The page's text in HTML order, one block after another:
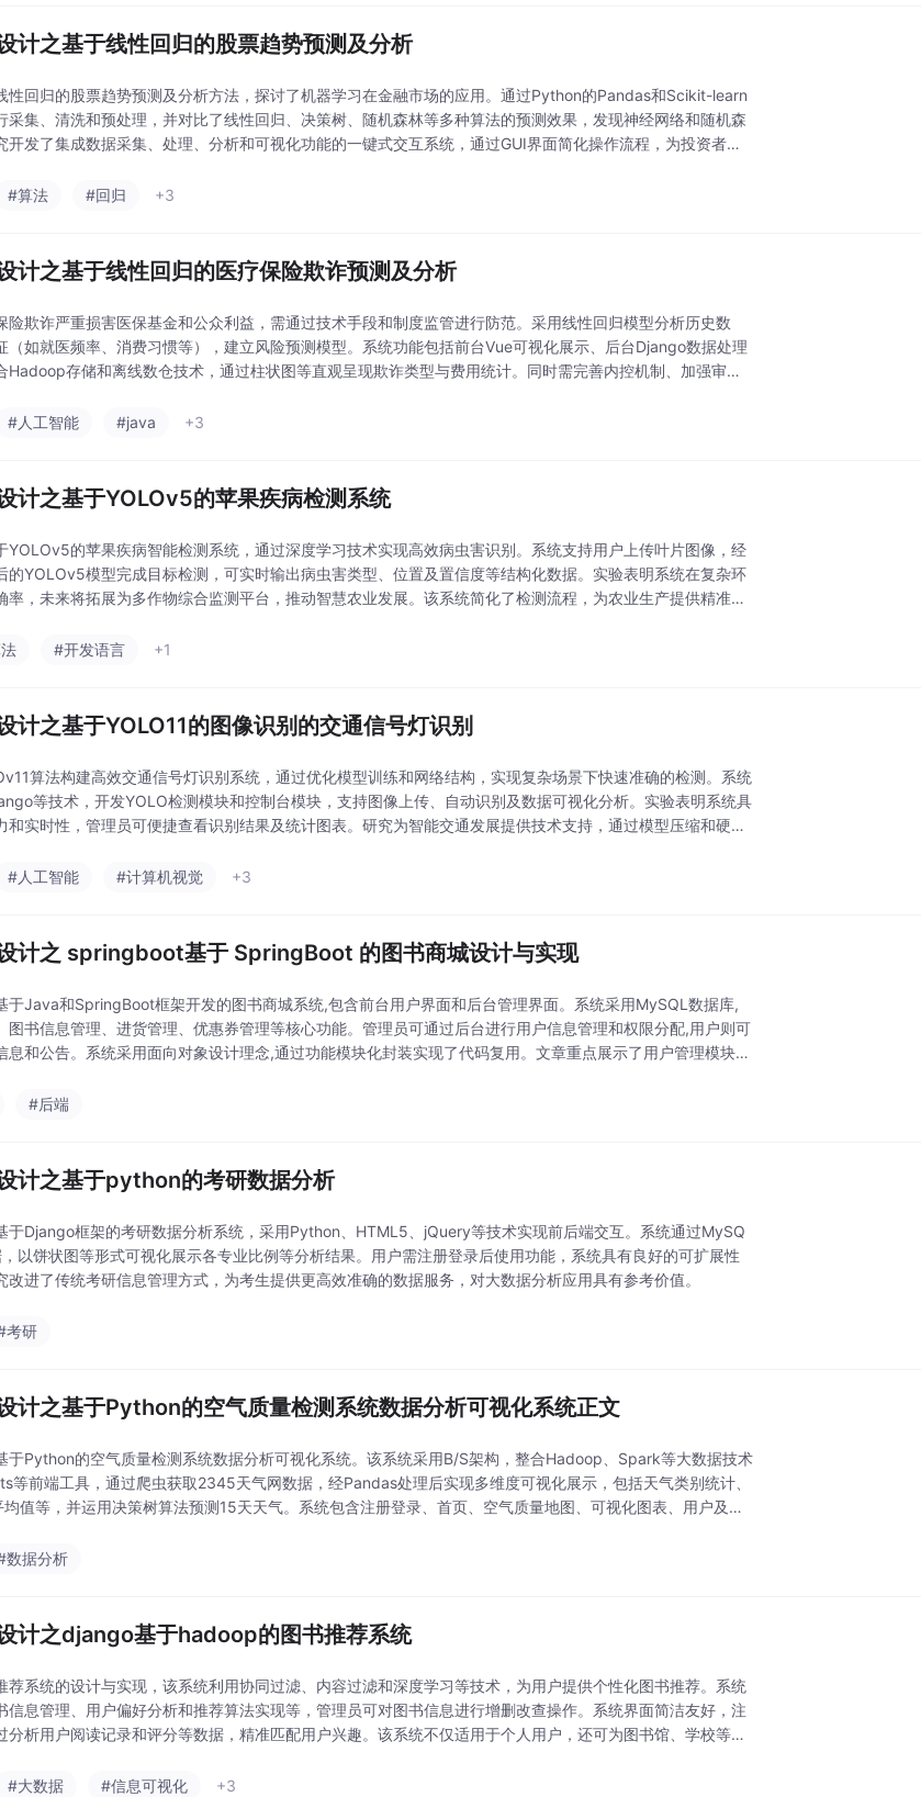
计之基于线性回归的股票趋势预测及分析
性回归的股票趋势预测及分析方法，探讨了机器学习在金融市场的应用。通过Python的Pandas和Scikit-learn
采集、清洗和预处理，并对比了线性回归、决策树、随机森林等多种算法的预测效果，发现神经网络和随机森
开发了集成数据采集、处理、分析和可视化功能的一键式交互系统，通过GUI界面简化操作流程，为投资者提
#算法 #回归 +3
计之基于线性回归的医疗保险欺诈预测及分析
险欺诈严重损害医保基金和公众利益，需通过技术手段和制度监管进行防范。采用线性回归模型分析历史数
（如就医频率、消费习惯等），建立风险预测模型。系统功能包括前台Vue可视化展示、后台Django数据处理
Hadoop存储和离线数仓技术，通过柱状图等直观呈现欺诈类型与费用统计。同时需完善内控机制、加强审计
#人工智能 #java +3
计之基于YOLOv5的苹果疾病检测系统
YOLOv5的苹果疾病智能检测系统，通过深度学习技术实现高效病虫害识别。系统支持用户上传叶片图像，经
的YOLOv5模型完成目标检测，可实时输出病虫害类型、位置及置信度等结构化数据。实验表明系统在复杂环
率，未来将拓展为多作物综合监测平台，推动智慧农业发展。该系统简化了检测流程，为农业生产提供精准决
#开发语言 +1
计之基于YOLO11的图像识别的交通信号灯识别
算法构建高效交通信号灯识别系统，通过优化模型训练和网络结构，实现复杂场景下快速准确的检测。系统
等技术，开发YOLO检测模块和控制台模块，支持图像上传、自动识别及数据可视化分析。实验表明系统具
和实时性，管理员可便捷查看识别结果及统计图表。研究为智能交通发展提供技术支持，通过模型压缩和硬件
#人工智能 #计算机视觉 +3
计之 springboot基于 SpringBoot 的图书商城设计与实现
于Java和SpringBoot框架开发的图书商城系统,包含前台用户界面和后台管理界面。系统采用MySQL数据库,
图书信息管理、进货管理、优惠券管理等核心功能。管理员可通过后台进行用户信息管理和权限分配,用户则可
息和公告。系统采用面向对象设计理念,通过功能模块化封装实现了代码复用。文章重点展示了用户管理模块的
#后端
计之基于python的考研数据分析
于Django框架的考研数据分析系统，采用Python、HTML5、jQuery等技术实现前后端交互。系统通过MySQ
以饼状图等形式可视化展示各专业比例等分析结果。用户需注册登录后使用功能，系统具有良好的可扩展性
改进了传统考研信息管理方式，为考生提供更高效准确的数据服务，对大数据分析应用具有参考价值。
考研
计之基于Python的空气质量检测系统数据分析可视化系统正文
于Python的空气质量检测系统数据分析可视化系统。该系统采用B/S架构，整合Hadoop、Spark等大数据技术
等前端工具，通过爬虫获取2345天气网数据，经Pandas处理后实现多维度可视化展示，包括天气类别统计、
值等，并运用决策树算法预测15天天气。系统包含注册登录、首页、空气质量地图、可视化图表、用户及数
数据分析
计之django基于hadoop的图书推荐系统
荐系统的设计与实现，该系统利用协同过滤、内容过滤和深度学习等技术，为用户提供个性化图书推荐。系统
信息管理、用户偏好分析和推荐算法实现等，管理员可对图书信息进行增删改查操作。系统界面简洁友好，注
分析用户阅读记录和评分等数据，精准匹配用户兴趣。该系统不仅适用于个人用户，还可为图书馆、学校等机
#大数据 #信息可视化 +3